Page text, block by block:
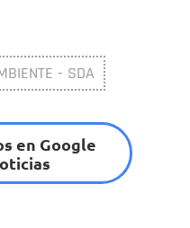
- SDA
en Google